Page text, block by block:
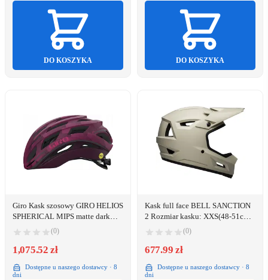
DO KOSZYKA DO KOSZYKA
Giro Kask szosowy GIRO HELIOS
SPHERICAL MIPS matte dark
cherry towers roz. M (55-59 cm)
(NEW 2024)
(0)
1,075.52 zł
Dostępne u naszego dostawcy · 8
dni
Kask full face BELL SANCTION
2 Rozmiar kasku: XXS(48-51cm),
Wybierz kolor: Matte Cement
(0)
677.99 zł
Dostępne u naszego dostawcy · 8
dni